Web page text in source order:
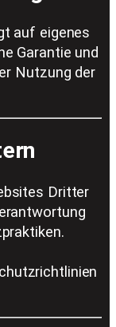
auf eigenes
Garantie und
Nutzung der
Dritter